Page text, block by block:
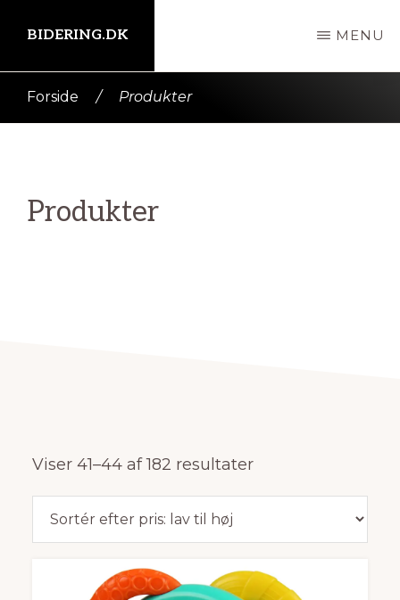
indhold
BIDERING.DK MENU
Forside / Produkter
Produkter
Viser 41–44 af 182 resultaterSorteret
efter
til